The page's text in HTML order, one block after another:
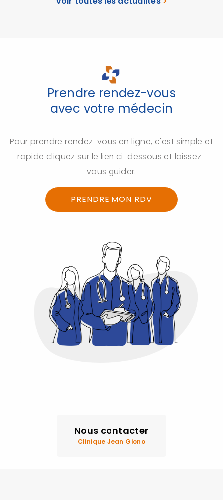
Prendre rendez-vous
avec votre médecin
Pour prendre rendez-vous en ligne, c'est simple et
rapide cliquez sur le lien ci-dessous et laissez-
vous guider.
PRENDRE MON RDV
Nous contacter
Clinique Jean Giono